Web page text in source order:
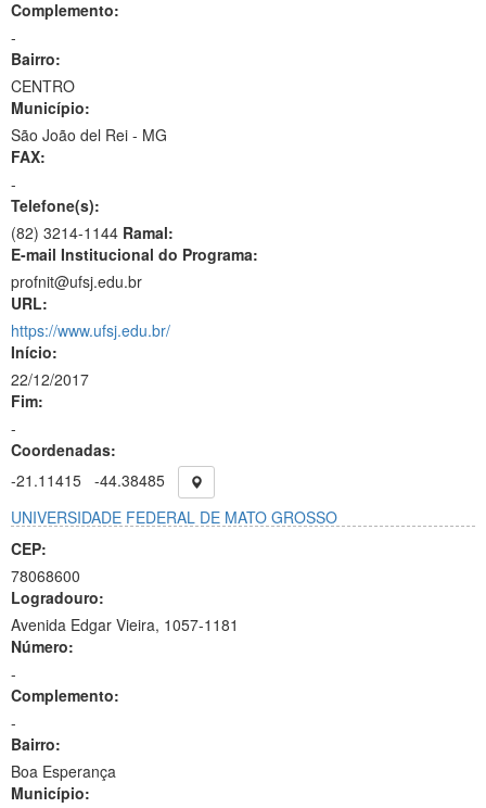
Complemento:
-
Bairro:
CENTRO
Município:
São João del Rei - MG
FAX:
-
Telefone(s):
(82) 3214-1144 Ramal:
E-mail Institucional do Programa:
profnit@ufsj.edu.br
URL:
https://www.ufsj.edu.br/
Início:
22/12/2017
Fim:
-
Coordenadas:
-21.11415 -44.38485
UNIVERSIDADE FEDERAL DE MATO GROSSO
CEP:
78068600
Logradouro:
Avenida Edgar Vieira, 1057-1181
Número:
-
Complemento:
-
Bairro:
Boa Esperança
Município: